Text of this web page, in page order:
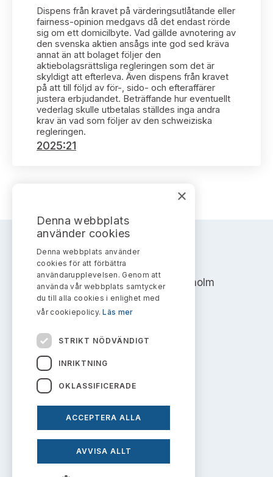
Verksamhetsberättelser
Publikationer och anföranden
Prenumerera
Dispens från kravet på värderingsutlåtande eller
fairness-opinion medgavs då det endast rörde
sig om ett domicilbyte. Vad gällde avnotering av
den svenska aktien ansågs inte god sed kräva
annat än att bolaget följer den
aktiebolagsrättsliga regleringen som det är
skyldigt att efterleva. Även dispens från kravet
på att till följd av för-, sido- och efteraffärer
justera erbjudandet. Beträffande hur eventuellt
vederlag skulle utbetalas ställdes inga andra
krav än vad som följer av den schweiziska
regleringen.
2025:21
AKTIEMARKNADSNÄMNDEN
Address: Box 7354, 103 90 Stockholm
info@aktiemarknadsnamnden.se
Om innehållet
Om webbplatsen
×
Denna webbplats
använder cookies
Denna webbplats använder
cookies för att förbättra
användarupplevelsen. Genom att
använda vår webbplats samtycker
du till alla cookies i enlighet med
vår cookiepolicy.Läs mer
STRIKT NÖDVÄNDIGT
INRIKTNING
OKLASSIFICERADE
ACCEPTERA ALLA
AVVISA ALLT